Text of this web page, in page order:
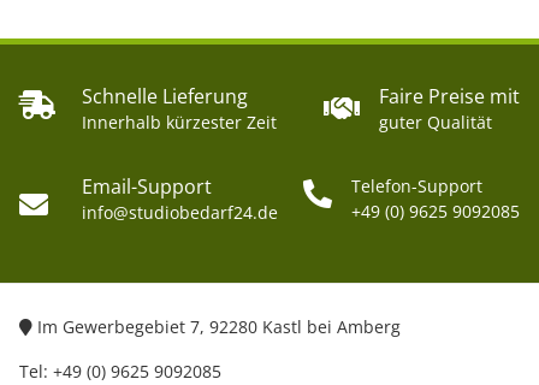
Schnelle Lieferung
Innerhalb kürzester Zeit
Faire Preise mit
guter Qualität
Email-Support
info@studiobedarf24.de
Telefon-Support
+49 (0) 9625 9092085
Im Gewerbegebiet 7, 92280 Kastl bei Amberg
Tel: +49 (0) 9625 9092085